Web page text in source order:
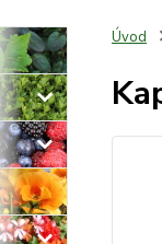
Úvod